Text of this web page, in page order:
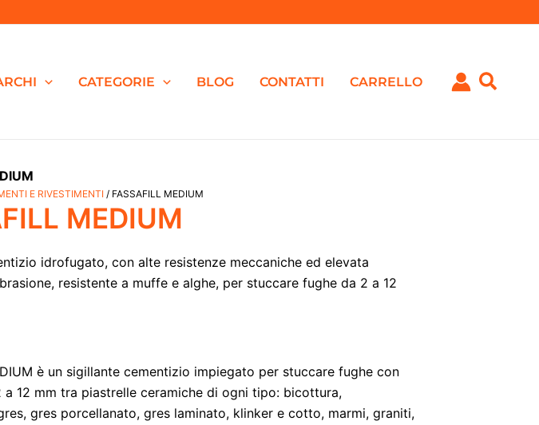
CATEGORIE BLOG CONTATTI CARRELLO
E RIVESTIMENTI / FASSAFILL MEDIUM
MEDIUM
idrofugato, con alte resistenze meccaniche ed elevata
resistente a muffe e alghe, per stuccare fughe da 2 a 12
è un sigillante cementizio impiegato per stuccare fughe con
a 12 mm tra piastrelle ceramiche di ogni tipo: bicottura,
gres porcellanato, gres laminato, klinker e cotto, marmi, graniti,
Il
attuale